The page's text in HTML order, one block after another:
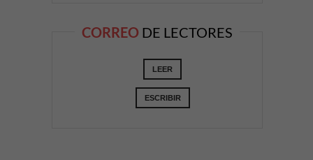
CORREO DE LECTORES
LEER
ESCRIBIR